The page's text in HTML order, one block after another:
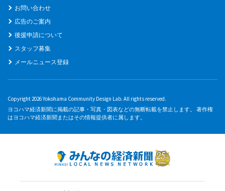
お問い合わせ
広告のご案内
後援申請について
スタッフ募集
メールニュース登録
Copyright 2026 Yokohama Community Design Lab. All rights reserved.
ヨコハマ経済新聞に掲載の記事・写真・図表などの無断転載を禁止します。 著作権
はヨコハマ経済新聞またはその情報提供者に属します。